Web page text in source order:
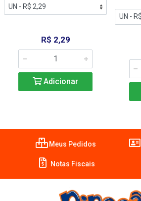
R$ 2,29
Adicionar
Meus Pedidos
Notas Fiscais